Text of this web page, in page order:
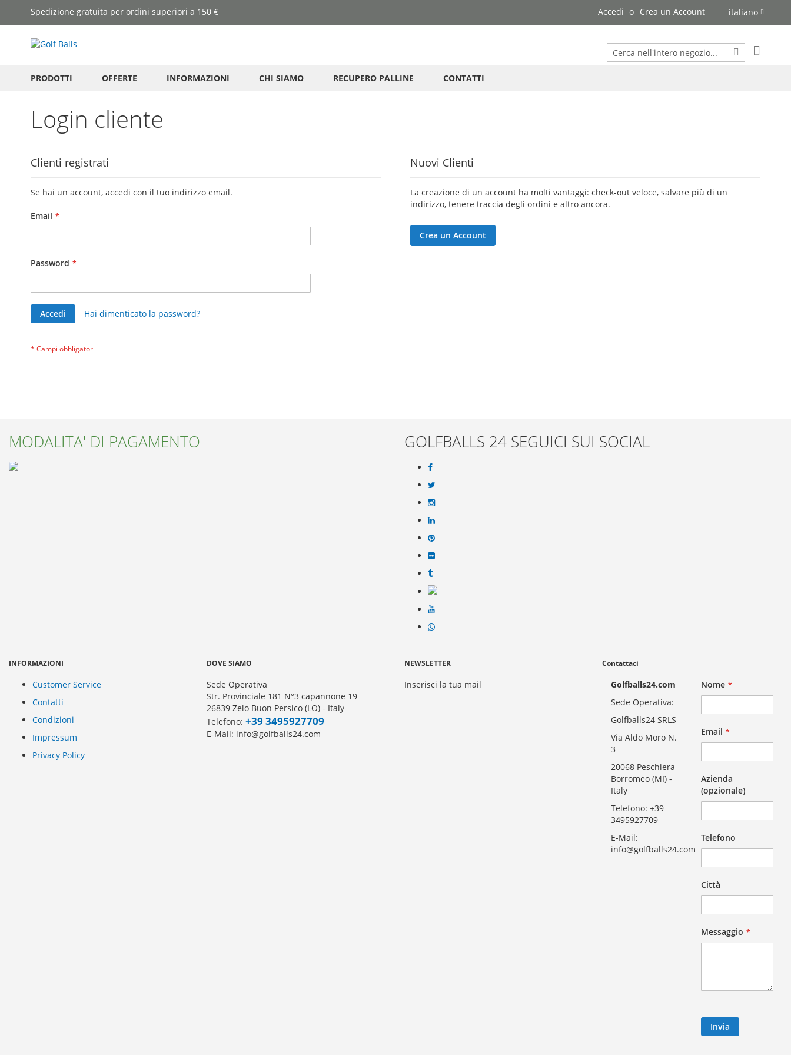
Spedizione gratuita per ordini superiori a 150 €Salta
al
italiano
Accedi Crea un Account
Cerca
PRODOTTI
OFFERTE INFORMAZIONI CHI SIAMO RECUPERO PALLINE CONTATTI
Login cliente
Clienti registrati
Se hai un account, accedi con il tuo indirizzo email.
Email
Password
Accedi Hai dimenticato la password?
Nuovi Clienti
La creazione di un account ha molti vantaggi: check-out veloce, salvare più di un
indirizzo, tenere traccia degli ordini e altro ancora.
Crea un Account
MODALITA' DI PAGAMENTO GOLFBALLS 24 SEGUICI SUI SOCIAL
INFORMAZIONI
Customer Service
Contatti
Condizioni
Impressum
Privacy Policy
DOVE SIAMO
Sede Operativa
Str. Provinciale 181 N°3 capannone 19
26839 Zelo Buon Persico (LO) - Italy
Telefono: +39 3495927709
E-Mail: info@golfballs24.com
NEWSLETTER
Inserisci la tua mail
Contattaci
Golfballs24.com
Sede Operativa:
Golfballs24 SRLS
Via Aldo Moro N.
3
20068 Peschiera
Borromeo (MI) -
Italy
Telefono: +39
3495927709
E-Mail:
info@golfballs24.com
Nome
Email
Azienda
(opzionale)
Telefono
Città
Messaggio
Invia